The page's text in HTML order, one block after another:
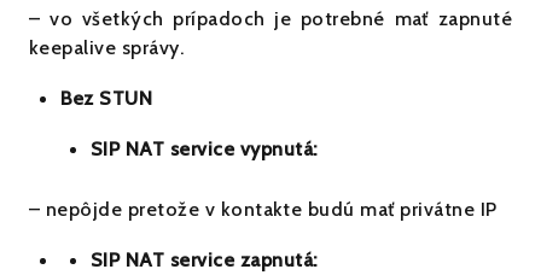
– vo všetkých prípadoch je potrebné mať zapnuté
keepalive správy.
Bez STUN
SIP NAT service vypnutá:
– nepôjde pretože v kontakte budú mať privátne IP
SIP NAT service zapnutá: